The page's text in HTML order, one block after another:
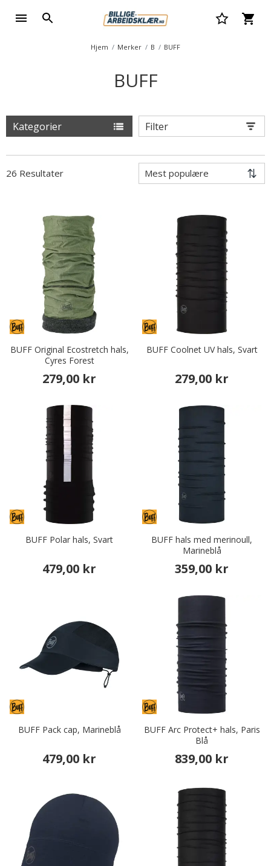
Hjem Merker B BUFF
BUFF
Kategorier Filter
26 Resultater
BUFF Original Ecostretch hals,
Cyres Forest
279,00 kr
BUFF Coolnet UV hals, Svart
279,00 kr
BUFF Polar hals, Svart
479,00 kr
BUFF hals med merinoull,
Marineblå
359,00 kr
BUFF Pack cap, Marineblå
479,00 kr
BUFF Arc Protect+ hals, Paris
Blå
839,00 kr